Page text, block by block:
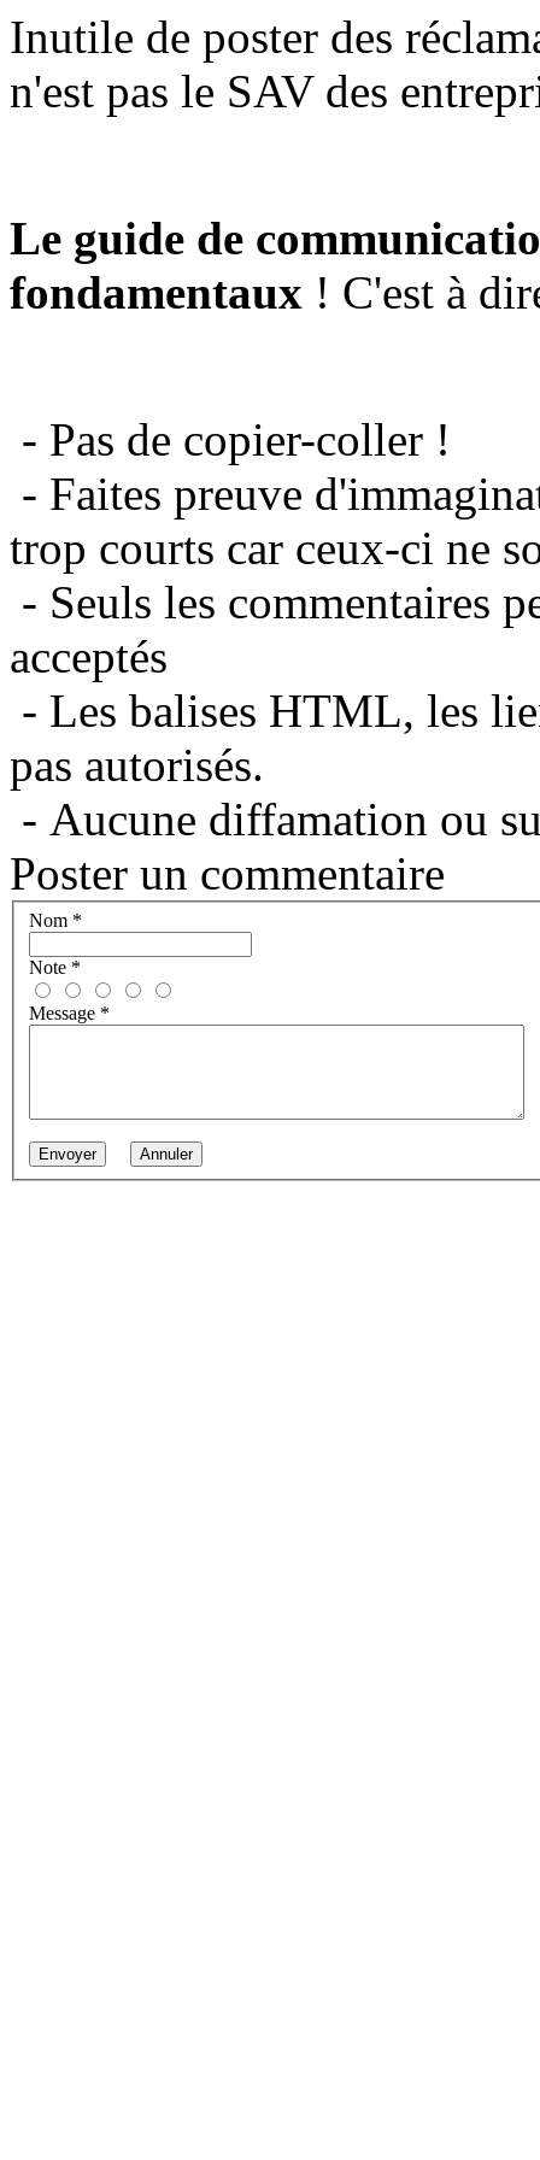
Inutile de poster des
n'est pas le SAV des
Le guide de
fondamentaux ! C'est à
- Pas de copier-coller !
- Faites preuve
trop courts car ceux-ci ne
- Seuls les commentaires
acceptés
- Les balises HTML, les
pas autorisés.
- Aucune diffamation ou
Poster un commentaire
Nom *
Note *
Message *